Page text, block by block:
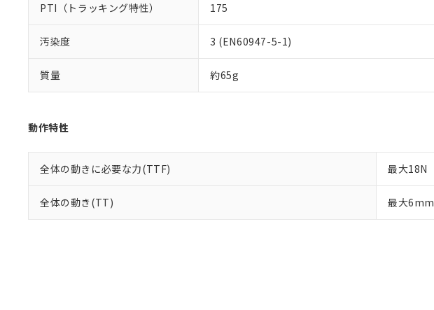
PTI（トラッキング特性） 175
汚染度 3 (EN60947-5-1)
質量 約65g
動作特性
全体の動きに必要な力(TTF) 最大18N
全体の動き(TT) 最大6mm